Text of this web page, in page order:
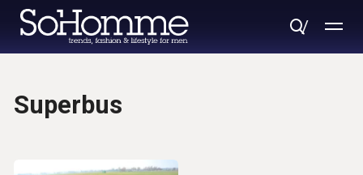
Superbus